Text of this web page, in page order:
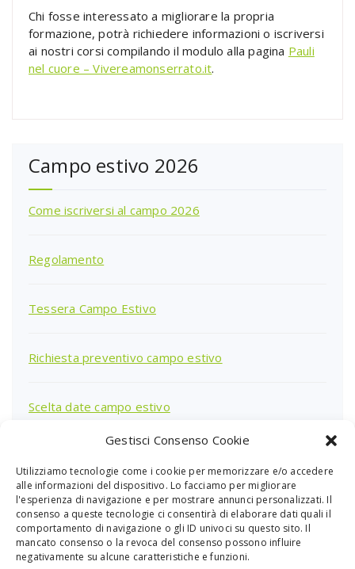
Gestisci Consenso Cookie
Utilizziamo tecnologie come i cookie per memorizzare e/o accedere
alle informazioni del dispositivo. Lo facciamo per migliorare
l'esperienza di navigazione e per mostrare annunci personalizzati. Il
consenso a queste tecnologie ci consentirà di elaborare dati quali il
comportamento di navigazione o gli ID univoci su questo sito. Il
mancato consenso o la revoca del consenso possono influire
negativamente su alcune caratteristiche e funzioni.
Chi fosse interessato a migliorare la propria
formazione, potrà richiedere informazioni o iscriversi
ai nostri corsi compilando il modulo alla pagina Pauli
nel cuore – Vivereamonserrato.it.
Campo estivo 2026
Come iscriversi al campo 2026
Regolamento
Tessera Campo Estivo
Richiesta preventivo campo estivo
Scelta date campo estivo
Ricerca
per: